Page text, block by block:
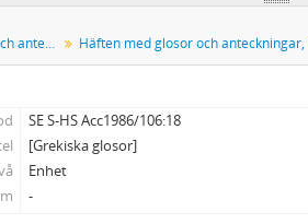
Gödecke, Peter August: glosor och anteckningar till fornisländsk litteratur
SE S-HS Acc1986/106:18
[Grekiska glosor]
Enhet
-